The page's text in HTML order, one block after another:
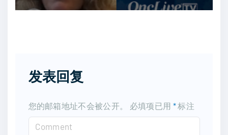
发表回复
您的邮箱地址不会被公开。 必填项已用 *标注